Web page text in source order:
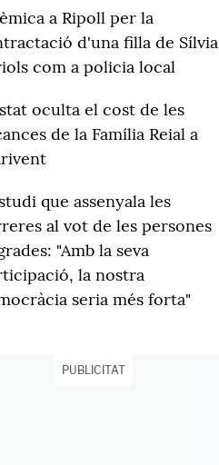
a Ripoll per la
d'una filla de Sílvia
com a policia local
oculta el cost de les
de la Família Reial a
que assenyala les
al vot de les persones
"Amb la seva
la nostra
seria més forta"
PUBLICITAT